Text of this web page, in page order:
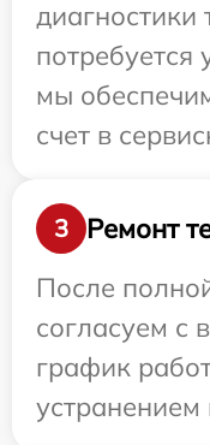
диагностики
потребуется
мы
счет в
3
Ремонт
После
согласуем с
график
устранением